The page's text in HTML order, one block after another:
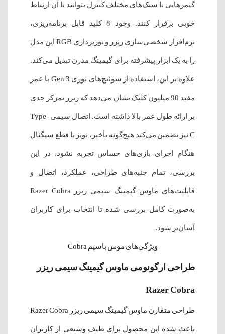
گیمرهایی با سبک‌های مختلف کنترل بتوانند با آن ارتباط
خوبی برقرار کنند. وجود 8 کلید قابل برنامه‌ریزی،
نرم‌افزار شخصی‌سازی ریزر و نورپردازی RGB این مدل
را به یک ابزار پیشرفته برای گیمینگ مدرن تبدیل می‌کند.
علاوه بر این، استفاده از سوئیچ‌های نوری Gen 3 با عمر
مفید 90 میلیون کلیک نشان می‌دهد که ریزر تمرکز جدی
بر ارائه طول عمر بالا داشته است. اتصال سیمی Type-
C نیز تضمین می‌کند هیچ‌گونه تأخیر، نویز یا قطع سیگنال
هنگام اجرای بازی‌های حساس تجربه نشود. در این
بررسی، تمام جنبه‌های طراحی، عملکرد، اتصال و
قابلیت‌های ماوس گیمینگ سیمی ریزر Razer Cobra
به‌صورت کامل بررسی شده تا انتخاب برای کاربران
آسان‌تر شود.
ویژگی‌های موس باسیم Cobra
طراحی ارگونومی ماوس گیمینگ سیمی ریزر
Razer Cobra
طراحی متقارن ماوس گیمینگ سیمی ریزر Razer Cobra
باعث شده این محصول برای طیف وسیعی از کاربران